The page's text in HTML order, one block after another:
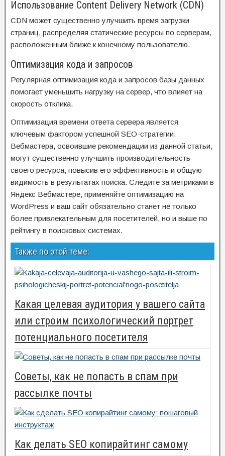
Использование Content Delivery Network (CDN)
CDN может существенно улучшить время загрузки
страниц, распределяя статические ресурсы по серверам,
расположенным ближе к конечному пользователю.
Оптимизация кода и запросов
Регулярная оптимизация кода и запросов базы данных
помогает уменьшить нагрузку на сервер, что влияет на
скорость отклика.
Оптимизация времени ответа сервера является
ключевым фактором успешной SEO-стратегии.
Вебмастера, освоившие рекомендации из данной статьи,
могут существенно улучшить производительность
своего ресурса, повысив его эффективность и общую
видимость в результатах поиска. Следите за метриками в
Яндекс Вебмастере, применяйте оптимизацию на
WordPress и ваш сайт обязательно станет не только
более привлекательным для посетителей, но и выше по
рейтингу в поисковых системах.
Также по этой теме:
Какая целевая аудитория у вашего сайта
или строим психологический портрет
потенциального посетителя
Советы, как не попасть в спам при
рассылке почты
Как делать SEO копирайтинг самому